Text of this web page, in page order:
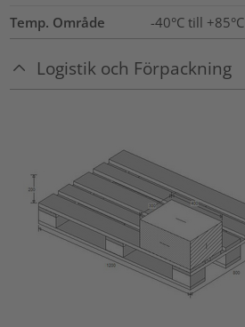
Temp. Område -40°C till +85°C
Logistik och Förpackning